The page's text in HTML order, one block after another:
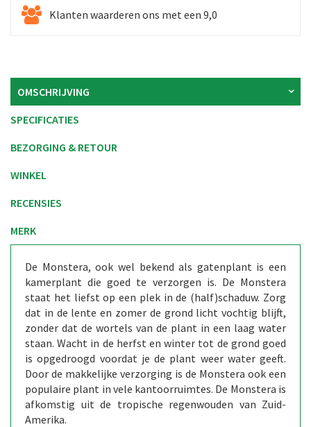
Klanten waarderen ons met een 9,0
OMSCHRIJVING
SPECIFICATIES
BEZORGING & RETOUR
WINKEL
RECENSIES
MERK
De Monstera, ook wel bekend als gatenplant is een
kamerplant die goed te verzorgen is. De Monstera
staat het liefst op een plek in de (half)schaduw. Zorg
dat in de lente en zomer de grond licht vochtig blijft,
zonder dat de wortels van de plant in een laag water
staan. Wacht in de herfst en winter tot de grond goed
is opgedroogd voordat je de plant weer water geeft.
Door de makkelijke verzorging is de Monstera ook een
populaire plant in vele kantoorruimtes. De Monstera is
afkomstig uit de tropische regenwouden van Zuid-
Amerika.